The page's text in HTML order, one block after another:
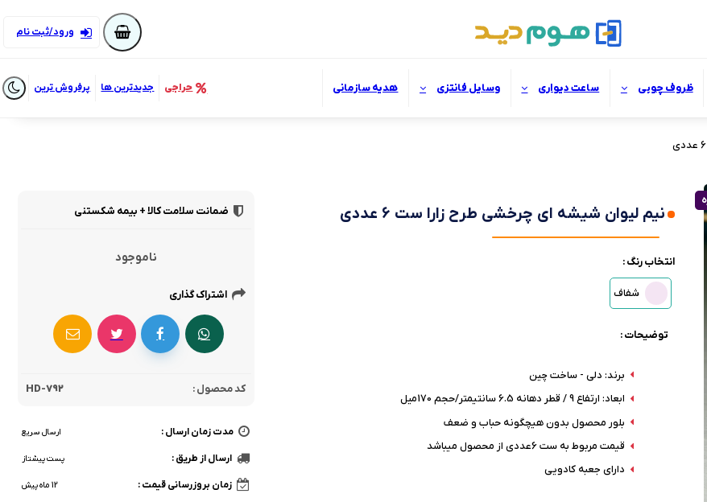
ورود/ثبت نام
ظروف چوبی ساعت دیواری وسایل فانتزی هدیه سازمانی حراجی جدیدترین ها پرفروش ترین
نیم لیوان شیشه ای چرخشی طرح زارا ست ۶ عددی
انتخاب رنگ :
شفاف
توضیحات :
برند: دلی - ساخت چین
ابعاد: ارتفاع 9 / قطر دهانه 6.5 سانتیمتر/حجم 170میل
بلور محصول بدون هیچگونه حباب و ضعف
قیمت مربوط به ست 6عددی از محصول میباشد
دارای جعبه کادویی
ضمانت سلامت کالا + بیمه شکستنی
ناموجود
اشتراک گذاری
کد محصول : HD-792
مدت زمان ارسال : ارسال سریع
ارسال از طریق : پست پیشتاز
زمان بروزرسانی قیمت : 12 ماه پیش